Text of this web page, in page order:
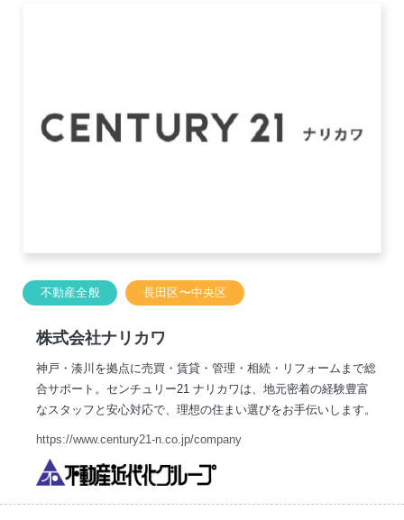
不動産全般 長田区〜中央区
株式会社ナリカワ
神戸・湊川を拠点に売買・賃貸・管理・相続・リフォームまで総
合サポート。センチュリー21 ナリカワは、地元密着の経験豊富
なスタッフと安心対応で、理想の住まい選びをお手伝いします。
https://www.century21-n.co.jp/company